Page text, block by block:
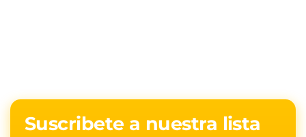
Suscribete a nuestra lista